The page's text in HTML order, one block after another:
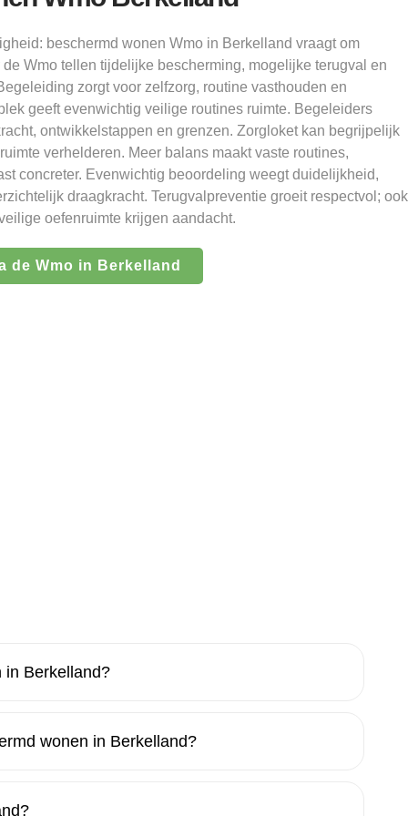
beschermd wonen Wmo in Berkelland vraagt om
Wmo tellen tijdelijke bescherming, mogelijke terugval en
zorgt voor zelfzorg, routine vasthouden en
geeft evenwichtig veilige routines ruimte. Begeleiders
ontwikkelstappen en grenzen. Zorgloket kan begrijpelijk
verhelderen. Meer balans maakt vaste routines,
concreter. Evenwichtig beoordeling weegt duidelijkheid,
draagkracht. Terugvalpreventie groeit respectvol; ook
oefenruimte krijgen aandacht.
de Wmo in Berkelland
in Berkelland?
wonen in Berkelland?